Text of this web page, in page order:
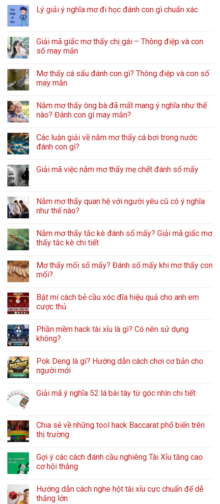
Lý giải ý nghĩa mơ đi học đánh con gì chuẩn xác
Giải mã giấc mơ thấy chị gái – Thông điệp và con
số may mắn
Mơ thấy cá sấu đánh con gì? Thông điệp và con số
may mắn
Nằm mơ thấy ông bà đã mất mang ý nghĩa như thế
nào? Đánh con gì may mắn?
Các luận giải về nằm mơ thấy cá bơi trong nước
đánh con gì?
Giải mã việc nằm mơ thấy mẹ chết đánh số mấy
Nằm mơ thấy quan hệ với người yêu cũ có ý nghĩa
như thế nào?
Nằm mơ thấy tắc kè đánh số mấy? Giải mã giấc mơ
thấy tắc kè chi tiết
Mơ thấy mối số mấy? Đánh số mấy khi mơ thấy con
mối?
Bật mí cách bẻ cầu xóc đĩa hiệu quả cho anh em
cược thủ
Phần mềm hack tài xỉu là gì? Có nên sử dụng
không?
Pok Deng là gì? Hướng dẫn cách chơi cơ bản cho
người mới
Giải mã ý nghĩa 52 lá bài tây từ góc nhìn chi tiết
Chia sẻ về những tool hack Baccarat phổ biến trên
thị trường
Gợi ý các cách đánh cầu nghiêng Tài Xỉu tăng cao
cơ hội thắng
Hướng dẫn cách nghe hột tài xỉu cực chuẩn để dễ
thắng lớn